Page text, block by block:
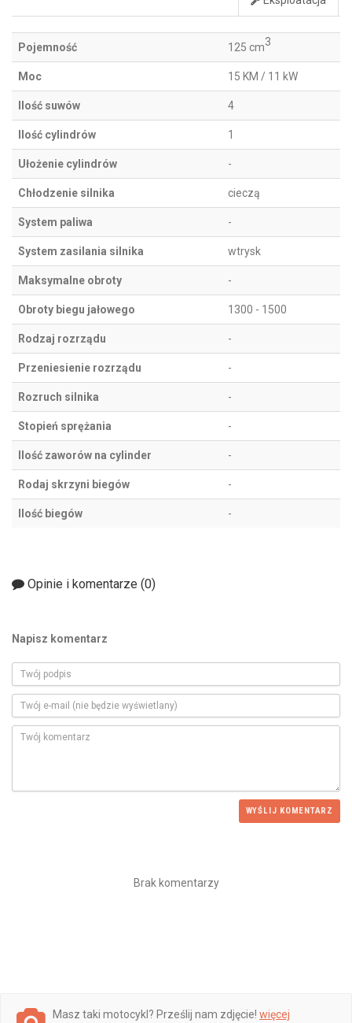
Pojemność 125 cm3
Moc 15 KM / 11 kW
Ilość suwów 4
Ilość cylindrów 1
Ułożenie cylindrów -
Chłodzenie silnika cieczą
System paliwa -
System zasilania silnika wtrysk
Maksymalne obroty -
Obroty biegu jałowego 1300 - 1500
Rodzaj rozrządu -
Przeniesienie rozrządu -
Rozruch silnika -
Stopień sprężania -
Ilość zaworów na cylinder -
Rodaj skrzyni biegów -
Ilość biegów -
Opinie i komentarze (0)
Napisz komentarz
WYŚLIJ KOMENTARZ
Brak komentarzy
Masz taki motocykl? Prześlij nam zdjęcie! więcej